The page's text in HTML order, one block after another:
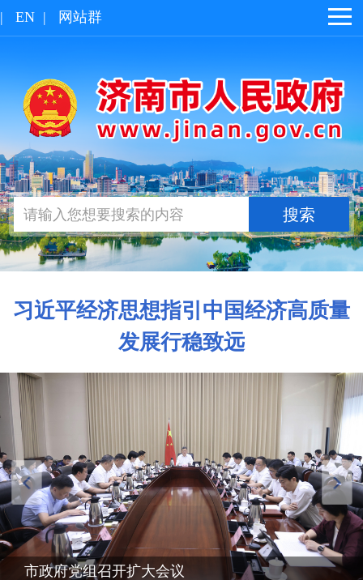
| EN | 网站群
习近平经济思想指引中国经济高质量
发展行稳致远
市政协专题情况通报会召开